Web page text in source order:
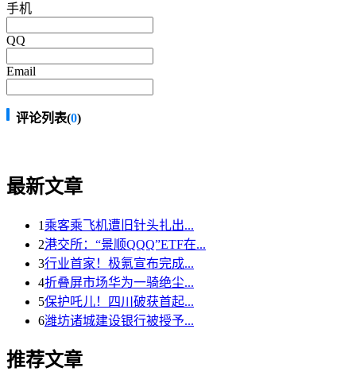
手机
QQ
Email
评论列表(0)
最新文章
1 乘客乘飞机遭旧针头扎出...
2港交所：“景顺QQQ”ETF在...
3行业首家！极氪宣布完成...
4折叠屏市场华为一骑绝尘...
5保护吒儿！四川破获首起...
6潍坊诸城建设银行被授予...
推荐文章